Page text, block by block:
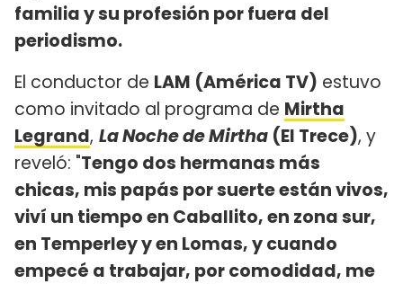
familia y su profesión por fuera del
periodismo.
El conductor de LAM (América TV) estuvo
como invitado al programa de Mirtha
Legrand, La Noche de Mirtha (El Trece), y
reveló: "Tengo dos hermanas más
chicas, mis papás por suerte están vivos,
viví un tiempo en Caballito, en zona sur,
en Temperley y en Lomas, y cuando
empecé a trabajar, por comodidad, me